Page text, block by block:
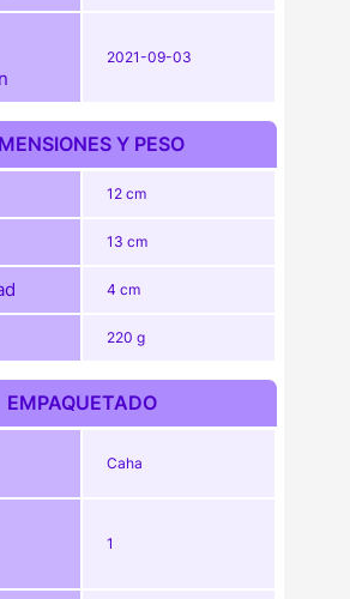
2021-09-03
Y PESO
12 cm
13 cm
4 cm
220 g
EMPAQUETADO
Caha
1